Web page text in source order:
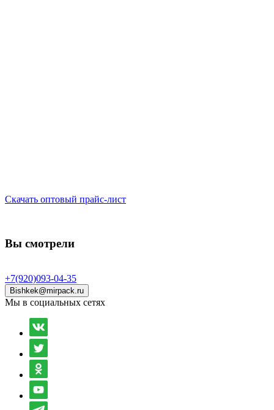
Скачать оптовый прайс-лист
Вы смотрели
+7(920)093-04-35
Bishkek@mirpack.ru
Мы в социальных сетях